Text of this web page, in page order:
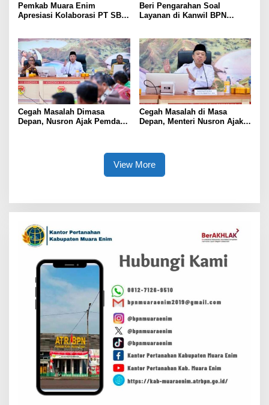
Pemkab Muara Enim
Apresiasi Kolaborasi PT SBS
Beri Pengarahan Soal
Layanan di Kanwil BPN
Pandang Masyarakat
Cegah Masalah Dimasa
Depan, Nusron Ajak Pemda
Cegah Masalah di Masa
Depan, Menteri Nusron Ajak
View More